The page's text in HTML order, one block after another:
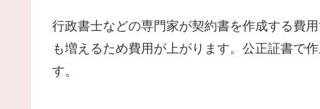
行政書士などの専門家が契約書を作成する費
も増えるため費用が上がります。公正証書で
す。